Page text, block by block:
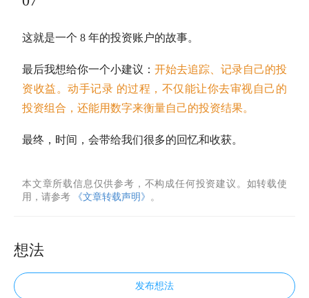
这就是一个 8 年的投资账户的故事。
最后我想给你一个小建议： 开始去追踪、记录自己的投
资收益。动手记录 的过程，不仅能让你去审视自己的
投资组合，还能用数字来衡量自己的投资结果。
最终，时间，会带给我们很多的回忆和收获。
本文章所载信息仅供参考，不构成任何投资建议。如转载使
用，请参考
《文章转载声明》 。
想法
发布想法